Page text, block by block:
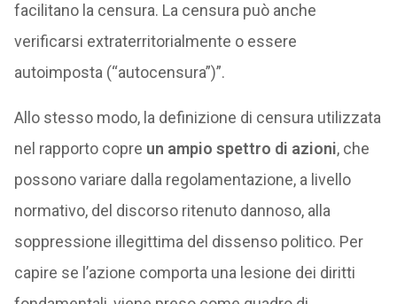
facilitano la censura. La censura può anche
verificarsi extraterritorialmente o essere
autoimposta (“autocensura”)”.
Allo stesso modo, la definizione di censura utilizzata
nel rapporto copre un ampio spettro di azioni, che
possono variare dalla regolamentazione, a livello
normativo, del discorso ritenuto dannoso, alla
soppressione illegittima del dissenso politico. Per
capire se l’azione comporta una lesione dei diritti